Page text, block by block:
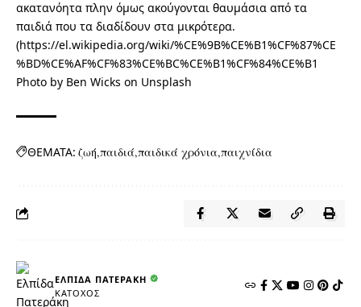
ακατανόητα πλην όμως ακούγονται θαυμάσια από τα
παιδιά που τα διαδίδουν στα μικρότερα.
(https://el.wikipedia.org/wiki/%CE%9B%CE%B1%CF%87%CE
%BD%CE%AF%CF%83%CE%BC%CE%B1%CF%84%CE%B1
Photo by Ben Wicks on Unsplash
ΘΕΜΑΤΑ: ζωή παιδιά παιδικά χρόνια παιχνίδια
ΕΛΠΊΔΑ ΠΑΤΕΡΆΚΗ
ΚΆΤΟΧΟΣ